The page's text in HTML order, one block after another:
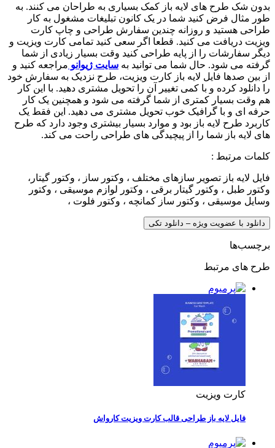
بدون شک طرح های لایه باز کمک بسیاری به طراحان می کنند. به
طور مثال فرض کنید شما در یک کانون تبلیغات مشغول به کار
طراحی هستید و روزانه چندین سفارش طراحی و چاپ کارت
ویزیت دریافت می کنید. قطعا اگر سعی کنید تمامی کارت ویزیت و
دیگر سفارشات را از پایه طراحی کنید وقت بسیار زیادی از شما
گرفته می شود. حال شما می توانید به سایت ژیوانو مراجعه کنید و
از بین صدها فایل لایه باز کارت ویزیت، طرح نزدیک به سفارش خود
را دانلود کرده و با کمی تغییر آن را تحویل مشتری دهید. با این کار
هم وقت بسیار کمتری از شما گرفته می شود و همچنین یک کار
حرفه ای و با گرافیک خوب تحویل مشتری می دهید. این فقط یک
کاربرد طرح لایه باز بود و موارد بسیار بیشتری وجود دارد که طرح
های لایه باز شما را از پیچیدگی های طراحی راحت می کند.
کلمات مرتبط :
فایل لایه باز تصویر سازهای مختلف ، وکتور ساز ، وکتور گیتار،
وکتور طبل ، وکتور گیتار برقی ، وکتور لوازم موسیقی ، وکتور
وسایل موسیقی ، وکتور ساز کمانچه ، وکتور فلوت ،
دانلود با عضویت ویژه – دانلود تکی
برچسب‌ها
طرح های مرتبط
کارت ویزیت
فایل لایه باز طراحی قالب کارت ویزیت کارواش